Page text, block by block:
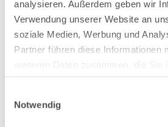
analysieren. Außerdem geben wir
Verwendung unserer Website an
soziale Medien, Werbung und
Partner führen diese Informationen
haben oder die sie im Rahmen
Notwendig
wir haben eine Grabstelle und eine
Gedächtnisveranstaltung und
für die Opfer des NS-Regimes.“
haben eine makroskopische